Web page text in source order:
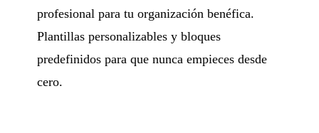
profesional para tu organización benéfica.
Plantillas personalizables y bloques
predefinidos para que nunca empieces desde
cero.